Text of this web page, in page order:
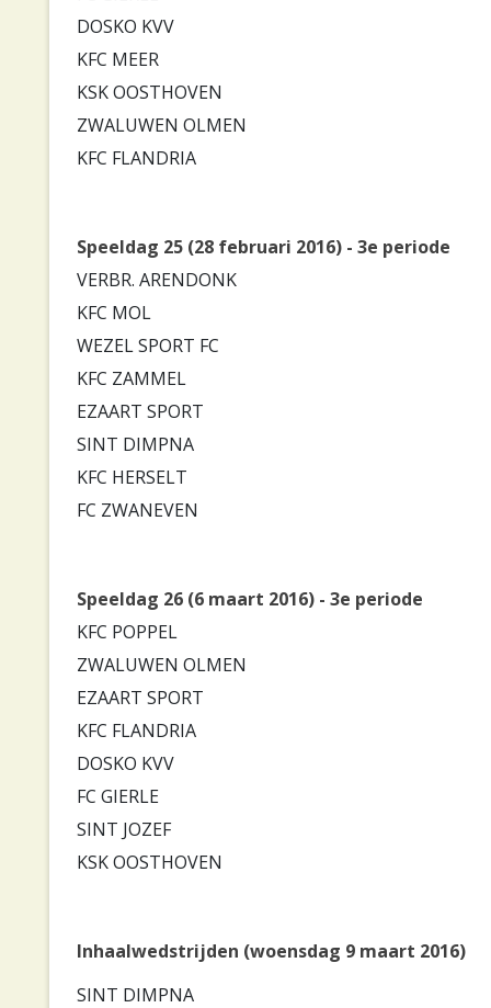
DOSKO KVV
KFC MEER
KSK OOSTHOVEN
ZWALUWEN OLMEN
KFC FLANDRIA
Speeldag 25 (28 februari 2016) - 3e periode
VERBR. ARENDONK
KFC MOL
WEZEL SPORT FC
KFC ZAMMEL
EZAART SPORT
SINT DIMPNA
KFC HERSELT
FC ZWANEVEN
Speeldag 26 (6 maart 2016) - 3e periode
KFC POPPEL
ZWALUWEN OLMEN
EZAART SPORT
KFC FLANDRIA
DOSKO KVV
FC GIERLE
SINT JOZEF
KSK OOSTHOVEN
Inhaalwedstrijden (woensdag 9 maart 2016)
SINT DIMPNA